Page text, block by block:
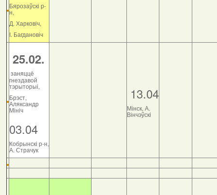
Бярозаўскі р-
н,
Д. Харковіч,
І. Багдановіч
25.02.
заняццё
гнездавой
тэрыторыі,
Брэст,
Аляксандр
Мініч
03.04
Кобрынскі р-н,
А. Страчук
13.04
Мінск, А.
Вінчэўскі